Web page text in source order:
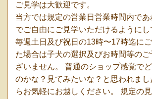
ご見学は大歓迎です。
当方では規定の営業日営業時間内で
でご自由にご見学いただけるようにし
毎週土日及び祝日の13時〜17時迄に
た場合は子犬の選択及びお時間等の
ざいません。 普通のショップ感覚で
のかな？見てみたいな？と思われまし
らお気軽にお越しください。 規定の